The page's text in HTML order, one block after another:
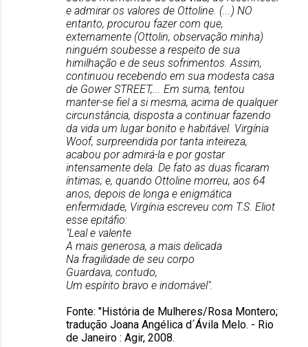
e admirar os valores de Ottoline. (...) NO
entanto, procurou fazer com que,
externamente (Ottolin, observação minha)
ninguém soubesse a respeito de sua
himilhação e de seus sofrimentos. Assim,
continuou recebendo em sua modesta casa
de Gower STREET,... Em suma, tentou
manter-se fiel a si mesma, acima de qualquer
circunstância, disposta a continuar fazendo
da vida um lugar bonito e habitável. Virgínia
Woof, surpreendida por tanta inteireza,
acabou por admirá-la e por gostar
intensamente dela. De fato as duas ficaram
íntimas; e, quando Ottoline morreu, aos 64
anos, depois de longa e enigmática
enfermidade, Virgínia escreveu com T.S. Eliot
esse epitáfio:
"Leal e valente
A mais generosa, a mais delicada
Na fragilidade de seu corpo
Guardava, contudo,
Um espírito bravo e indomável".
Fonte: "História de Mulheres/Rosa Montero;
tradução Joana Angélica d´Ávila Melo. - Rio
de Janeiro : Agir, 2008.